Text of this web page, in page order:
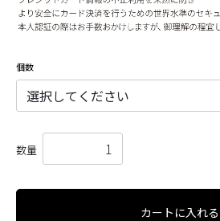
個数
数量
カートに入れる